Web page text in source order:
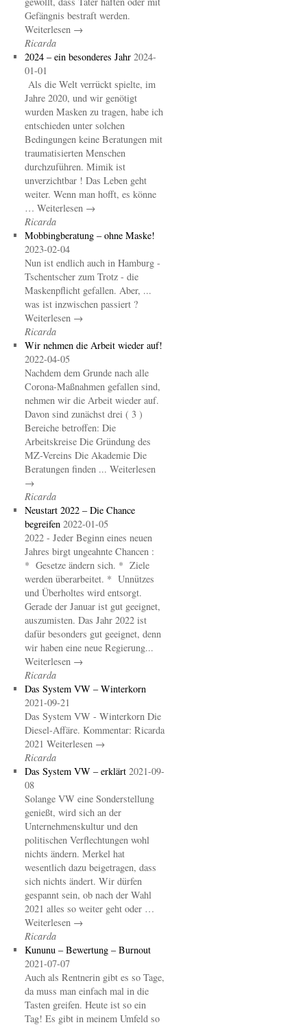
Gefängnis bestraft werden.
Weiterlesen →
Ricarda
2024 – ein besonderes Jahr 2024-
01-01
Als die Welt verrückt spielte, im
Jahre 2020, und wir genötigt
wurden Masken zu tragen, habe ich
entschieden unter solchen
Bedingungen keine Beratungen mit
traumatisierten Menschen
durchzuführen. Mimik ist
unverzichtbar ! Das Leben geht
weiter. Wenn man hofft, es könne
… Weiterlesen →
Ricarda
Mobbingberatung – ohne Maske!
2023-02-04
Nun ist endlich auch in Hamburg -
Tschentscher zum Trotz - die
Maskenpflicht gefallen. Aber, ...
was ist inzwischen passiert ?
Weiterlesen →
Ricarda
Wir nehmen die Arbeit wieder auf!
2022-04-05
Nachdem dem Grunde nach alle
Corona-Maßnahmen gefallen sind,
nehmen wir die Arbeit wieder auf.
Davon sind zunächst drei ( 3 )
Bereiche betroffen: Die
Arbeitskreise Die Gründung des
MZ-Vereins Die Akademie Die
Beratungen finden ... Weiterlesen
→
Ricarda
Neustart 2022 – Die Chance
begreifen 2022-01-05
2022 - Jeder Beginn eines neuen
Jahres birgt ungeahnte Chancen :
* Gesetze ändern sich. * Ziele
werden überarbeitet. * Unnützes
und Überholtes wird entsorgt.
Gerade der Januar ist gut geeignet,
auszumisten. Das Jahr 2022 ist
dafür besonders gut geeignet, denn
wir haben eine neue Regierung...
Weiterlesen →
Ricarda
Das System VW – Winterkorn
2021-09-21
Das System VW - Winterkorn Die
Diesel-Affäre. Kommentar: Ricarda
2021 Weiterlesen →
Ricarda
Das System VW – erklärt 2021-09-
08
Solange VW eine Sonderstellung
genießt, wird sich an der
Unternehmenskultur und den
politischen Verflechtungen wohl
nichts ändern. Merkel hat
wesentlich dazu beigetragen, dass
sich nichts ändert. Wir dürfen
gespannt sein, ob nach der Wahl
2021 alles so weiter geht oder …
Weiterlesen →
Ricarda
Kununu – Bewertung – Burnout
2021-07-07
Auch als Rentnerin gibt es so Tage,
da muss man einfach mal in die
Tasten greifen. Heute ist so ein
Tag! Es gibt in meinem Umfeld so